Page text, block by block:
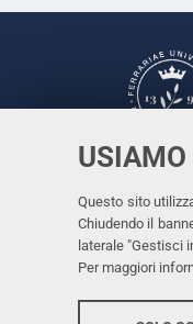
USIAMO
Questo sito
Chiudendo il
laterale "Gestisci
Per maggiori